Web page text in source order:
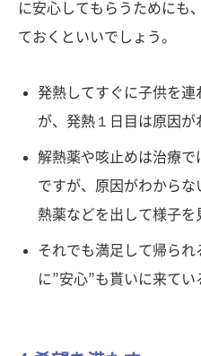
に安心してもらうためにも
ておくといいでしょう。
発熱してすぐに子供を
が、発熱１日目は原因
解熱薬や咳止めは治療
ですが、原因がわから
熱薬などを出して様子を
それでも満足して帰ら
に”安心”も貰いに来てい